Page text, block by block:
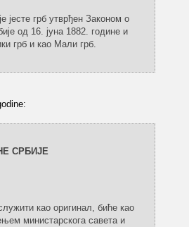
јесте грб утврђен Законом о
од 16. јуна 1882. године и
грб и као Мали грб.
СРБИЈЕ
као оригинал, биће као
министарскога савета и